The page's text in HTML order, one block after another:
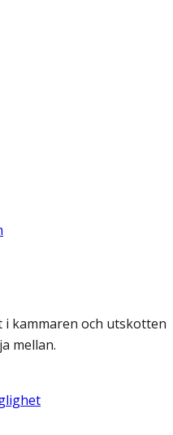
i kammaren och utskotten
mellan.